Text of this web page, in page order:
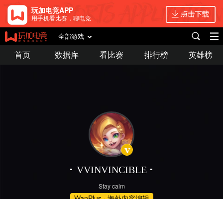
玩加电竞APP
用手机看比赛，聊电竞
全部游戏
首页 数据库 看比赛 排行榜 英雄榜
VVINVINCIBLE
Stay calm